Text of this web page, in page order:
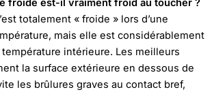
froide est-il vraiment froid au toucher ?
totalement « froide » lors d’une
mais elle est considérablement
intérieure. Les meilleurs
la surface extérieure en dessous de
les brûlures graves au contact bref,